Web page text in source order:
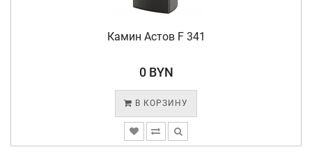
Камин Астов F 341
0 BYN
В КОРЗИНУ